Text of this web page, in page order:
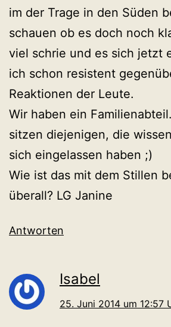
im der Trage in den Süden
schauen ob es doch noch
viel schrie und es sich jetzt
ich schon resistent
Reaktionen der Leute.
Wir haben ein
sitzen diejenigen, die
sich eingelassen haben ;)
Wie ist das mit dem Stillen
überall? LG Janine
Antworten
Isabel
25. Juni 2014 um 12:57